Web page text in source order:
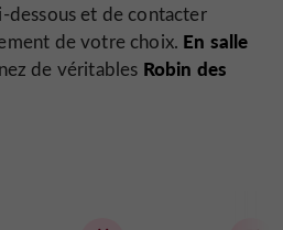
dessous et de contacter
de votre choix. En salle
de véritables Robin des